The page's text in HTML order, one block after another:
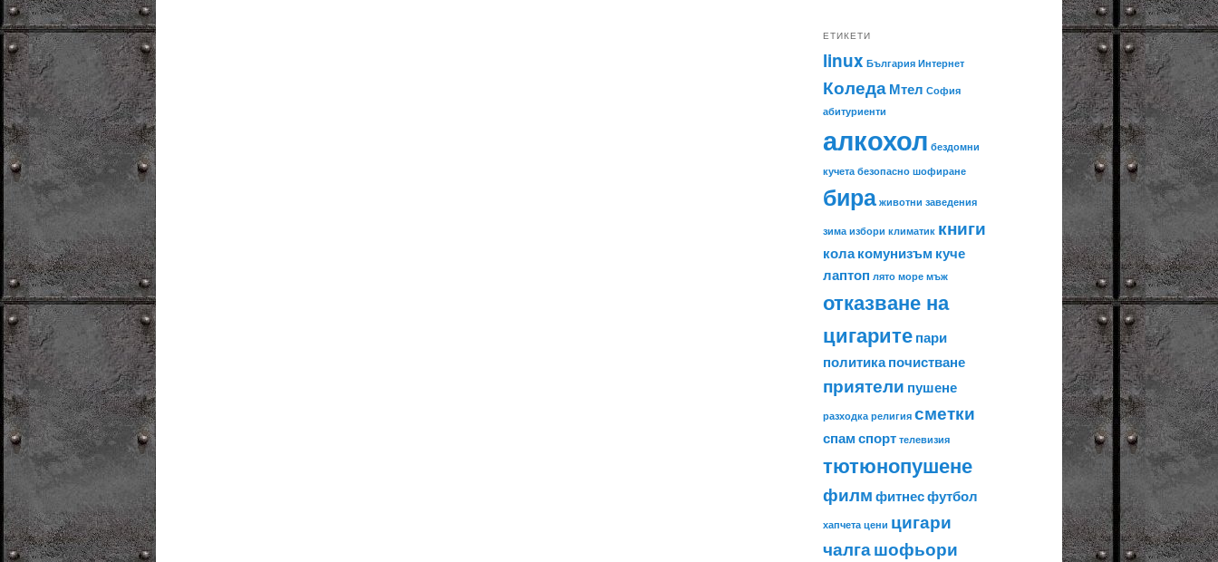
ЕТИКЕТИ
linux България Интернет
КоледаМтел София
абитуриенти
алкохол бездомни
кучета безопасно шофиране
бира животни заведения
зима избори климатик книги
колакомунизъм куче
лаптоп лято море мъж
отказване на
цигаритепари
политикапочистване
приятели пушене
разходка религия сметки
спамспорт телевизия
тютюнопушене
филмфитнесфутбол
хапчета цени цигари
чалгашофьори